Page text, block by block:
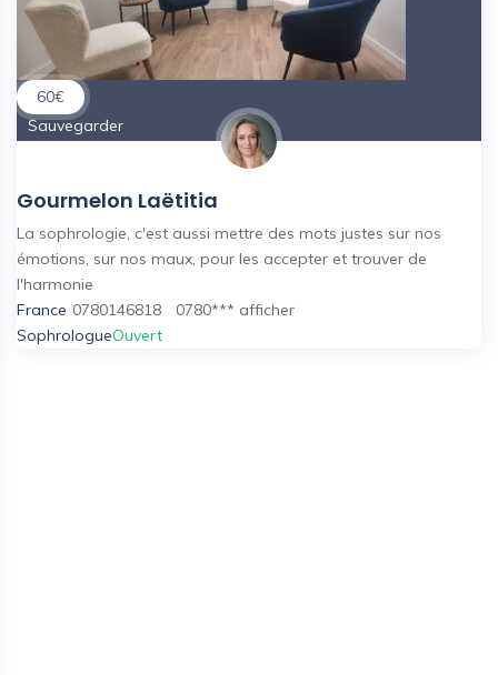
60€
Sauvegarder
Gourmelon Laëtitia
La sophrologie, c'est aussi mettre des mots justes sur nos
émotions, sur nos maux, pour les accepter et trouver de
l'harmonie
France 0780146818 0780*** afficher
SophrologueOuvert